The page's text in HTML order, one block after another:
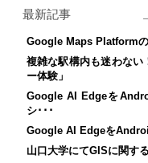
最新記事
Google Maps Platform
複雑な駅構内も迷わない
ー体験」
Google AI Edgeを
シ･･･
Google AI Edgeを
山口大学にてGISに関す